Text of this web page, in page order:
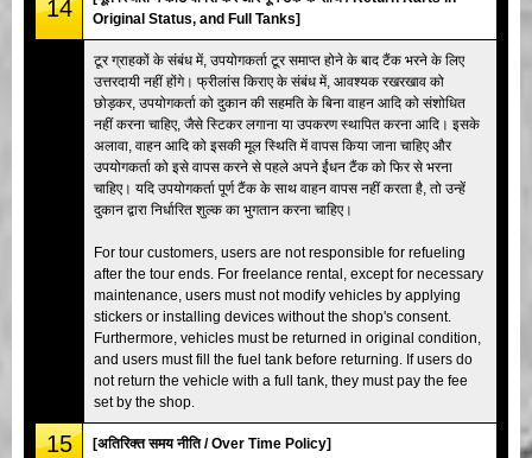
14
Original Status, and Full Tanks]
टूर ग्राहकों के संबंध में, उपयोगकर्ता टूर समाप्त होने के बाद टैंक भरने के लिए
उत्तरदायी नहीं होंगे। फ्रीलांस किराए के संबंध में, आवश्यक रखरखाव को
छोड़कर, उपयोगकर्ता को दुकान की सहमति के बिना वाहन आदि को संशोधित
नहीं करना चाहिए, जैसे स्टिकर लगाना या उपकरण स्थापित करना आदि। इसके
अलावा, वाहन आदि को इसकी मूल स्थिति में वापस किया जाना चाहिए और
उपयोगकर्ता को इसे वापस करने से पहले अपने ईंधन टैंक को फिर से भरना
चाहिए। यदि उपयोगकर्ता पूर्ण टैंक के साथ वाहन वापस नहीं करता है, तो उन्हें
दुकान द्वारा निर्धारित शुल्क का भुगतान करना चाहिए।
For tour customers, users are not responsible for refueling
after the tour ends. For freelance rental, except for necessary
maintenance, users must not modify vehicles by applying
stickers or installing devices without the shop's consent.
Furthermore, vehicles must be returned in original condition,
and users must fill the fuel tank before returning. If users do
not return the vehicle with a full tank, they must pay the fee
set by the shop.
15 [अतिरिक्त समय नीति / Over Time Policy]